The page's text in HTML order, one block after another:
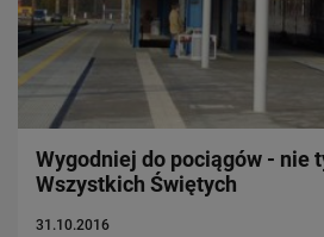
Wygodniej do pociągów - nie
Wszystkich Świętych
31.10.2016
Władze Spółki
Struktura Spółki
Spółki zależne
Raport roczny
Zrównoważony rozwój